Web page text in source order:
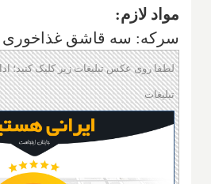
مواد لازم‌:
سركه: سه قاشق غذاخوری
لطفا روی عکس تبلیغات زیر کلیک کنید؛
تبلیغات